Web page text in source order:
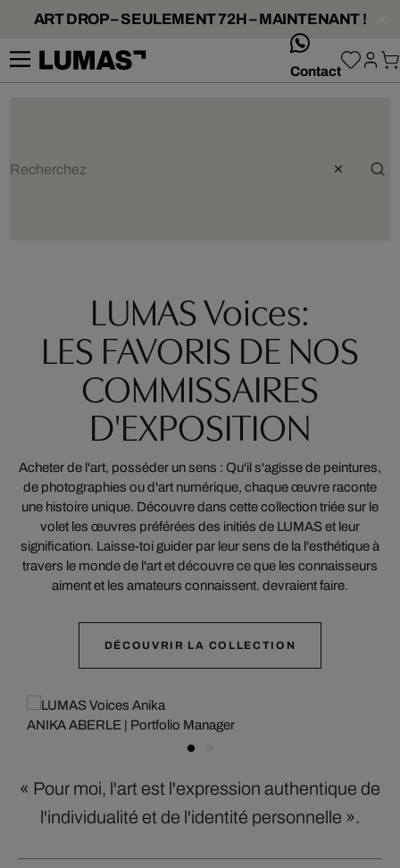
ART DROP – SEULEMENT 72H – MAINTENANT !
Contact
LUMAS Voices:
LES FAVORIS DE NOS
COMMISSAIRES
D'EXPOSITION
Acheter de l'art, posséder un sens : Qu'il s'agisse de peintures,
de photographies ou d'art numérique, chaque œuvre raconte
une histoire unique. Découvre dans cette collection triée sur le
volet les œuvres préférées des initiés de LUMAS et leur
signification. Laisse-toi guider par leur sens de la l'esthétique à
travers le monde de l'art et découvre ce que les connaisseurs
aiment et les amateurs connaissent. devraient faire.
DÉCOUVRIR LA COLLECTION
ANIKA ABERLE | Portfolio Manager
« Pour moi, l'art est l'expression authentique de
l'individualité et de l'identité personnelle ».